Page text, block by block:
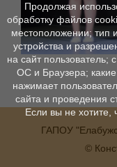
ГАПОУ
©
Продолжая
обработку файлов
местоположении; тип
устройства и
на сайт пользователь;
ОС и Браузера;
нажимает
сайта и проведения
Если вы не